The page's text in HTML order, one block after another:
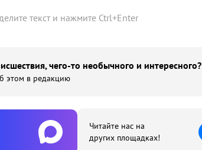
текст и нажмите Ctrl+Enter
чего-то необычного и интересного?
этом в редакцию
Читайте нас на
других площадках!